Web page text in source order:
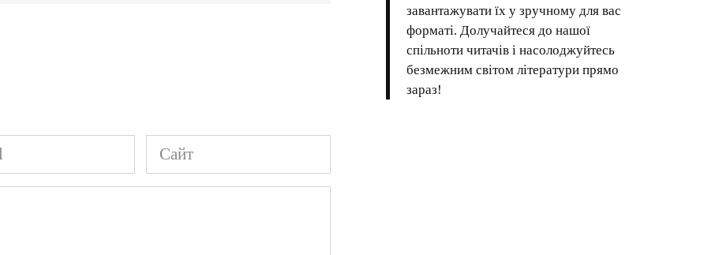
Сайт
завантажувати їх у зручному для вас
форматі. Долучайтеся до нашої
спільноти читачів і насолоджуйтесь
безмежним світом літератури прямо
зараз!